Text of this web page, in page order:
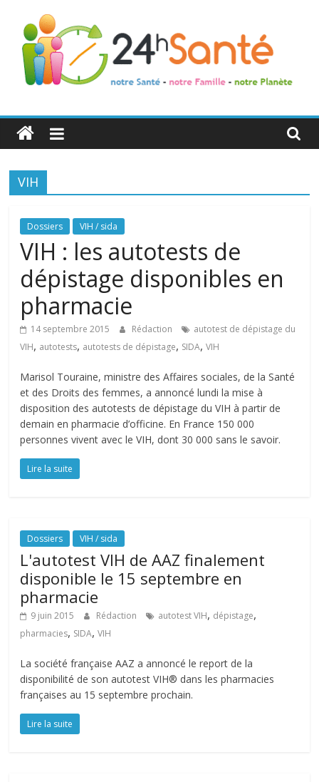
24h
Santé
La
de
toute
famille
VIH
Dossiers VIH / sida
VIH : les autotests de
dépistage disponibles en
pharmacie
14 septembre 2015 Rédaction
autotest de dépistage du
VIH, autotests, autotests de dépistage, SIDA,VIH
Marisol Touraine, ministre des Affaires sociales, de la Santé
et des Droits des femmes, a annoncé lundi la mise à
disposition des autotests de dépistage du VIH à partir de
demain en pharmacie d’officine. En France 150 000
personnes vivent avec le VIH, dont 30 000 sans le savoir.
Lire la suite
Dossiers VIH / sida
L'autotest VIH de AAZ finalement
disponible le 15 septembre en
pharmacie
9 juin 2015 Rédaction autotest VIH, dépistage,
pharmacies, SIDA,VIH
La société française AAZ a annoncé le report de la
disponibilité de son autotest VIH® dans les pharmacies
françaises au 15 septembre prochain.
Lire la suite